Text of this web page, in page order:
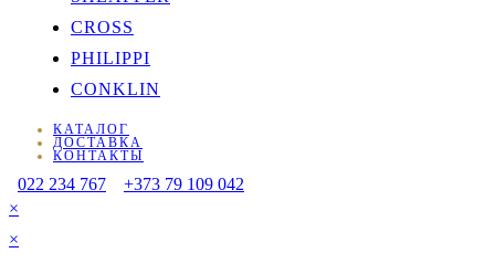
CROSS
PHILIPPI
CONKLIN
КАТАЛОГ
ДОСТАВКА
КОНТАКТЫ
022 234 767
+373 79 109 042
×
×